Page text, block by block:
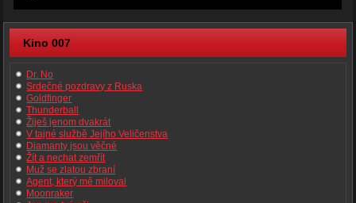
Kino 007
Dr. No
Srdečné pozdravy z Ruska
Goldfinger
Thunderball
Žiješ jenom dvakrát
V tajné službě Jejího Veličenstva
Diamanty jsou věčné
Žít a nechat zemřít
Muž se zlatou zbraní
Agent, který mě miloval
Moonraker